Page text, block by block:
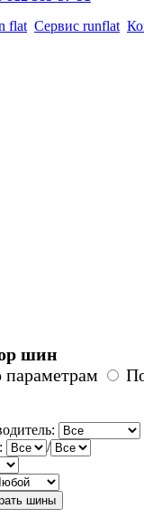
flat Сервис runflat
шин
/